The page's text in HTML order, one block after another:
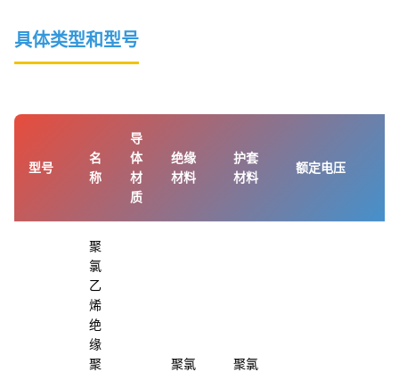
具体类型和型号
型号
名
称
导
体
材
质
绝缘
材料
护套
材料
额定电压
聚
氯
乙
烯
绝
缘
聚
聚氯
聚氯